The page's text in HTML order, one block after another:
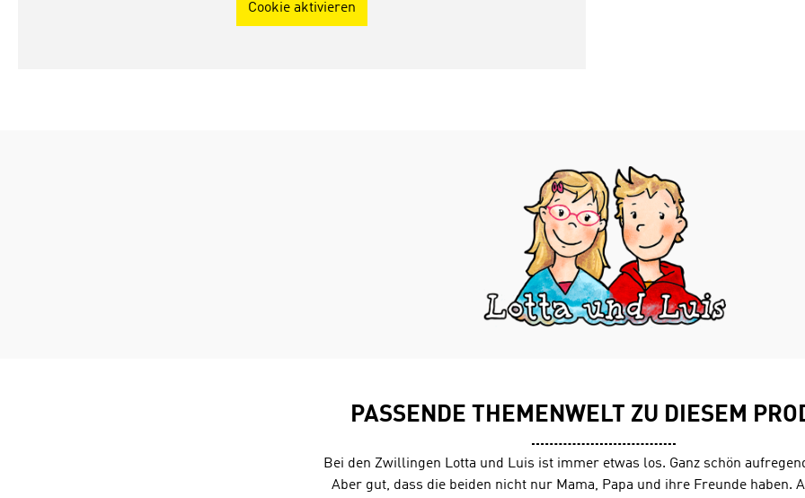
Cookie aktivieren
PASSENDE THEMENWELT ZU DIESEM
Bei den Zwillingen Lotta und Luis ist immer etwas los. Ganz schön
Aber gut, dass die beiden nicht nur Mama, Papa und ihre Freunde haben.